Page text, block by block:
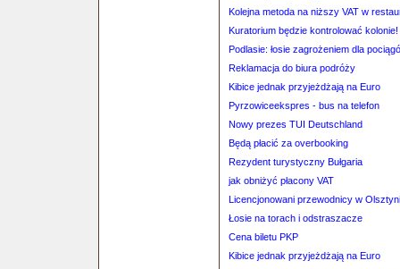
Kolejna metoda na niższy VAT w
Kuratorium będzie kontrolować kolonie!
Podlasie: łosie zagrożeniem dla
Reklamacja do biura podróży
Kibice jednak przyjeżdżają na Euro
Pyrzowiceekspres - bus na telefon
Nowy prezes TUI Deutschland
Będą płacić za overbooking
Rezydent turystyczny Bułgaria
jak obniżyć płacony VAT
Licencjonowani przewodnicy w
Łosie na torach i odstraszacze
Cena biletu PKP
Kibice jednak przyjeżdżają na Euro